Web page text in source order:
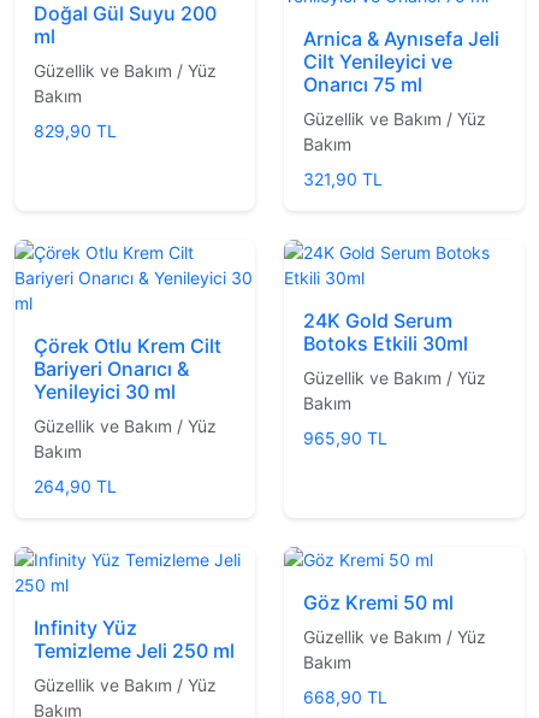
Doğal Gül Suyu 200
ml
Güzellik ve Bakım / Yüz
Bakım
829,90 TL
Arnica & Aynısefa Jeli
Cilt Yenileyici ve
Onarıcı 75 ml
Güzellik ve Bakım / Yüz
Bakım
321,90 TL
Çörek Otlu Krem Cilt
Bariyeri Onarıcı &
Yenileyici 30 ml
Güzellik ve Bakım / Yüz
Bakım
264,90 TL
24K Gold Serum
Botoks Etkili 30ml
Güzellik ve Bakım / Yüz
Bakım
965,90 TL
Infinity Yüz
Temizleme Jeli 250 ml
Güzellik ve Bakım / Yüz
Bakım
Göz Kremi 50 ml
Güzellik ve Bakım / Yüz
Bakım
668,90 TL